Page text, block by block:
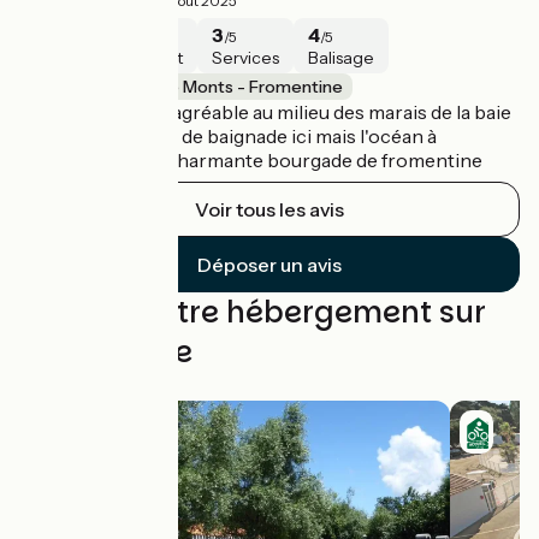
Intérêt
3/5
Services
4/5
Balisage
Bouin / La Barre de Monts - Fromentine
Une étape plutôt agréable au milieu des marais de la baie
de Bourgneuf. Pas de baignade ici mais l'océan à
l'horizon avec la charmante bourgade de fromentine
Voir tous les avis
Déposer un avis
Trouvez votre hébergement sur
cette étape